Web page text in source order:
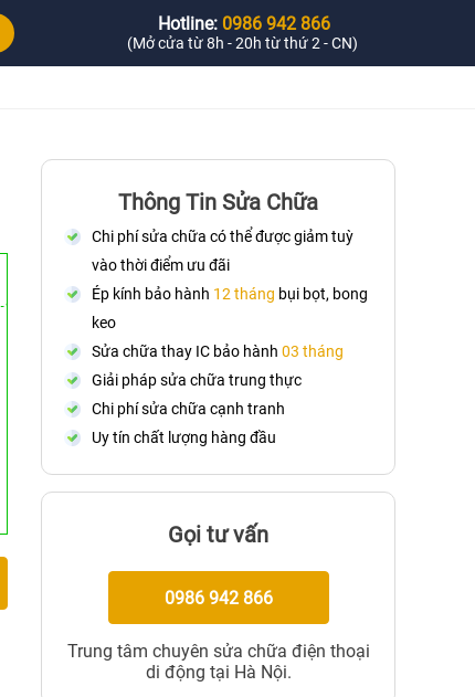
Hotline: 0986 942 866
(Mở cửa từ 8h - 20h từ thứ 2 - CN)
Thông Tin Sửa Chữa
Chi phí sửa chữa có thể được giảm tuỳ
vào thời điểm ưu đãi
Ép kính bảo hành 12 tháng bụi bọt, bong
keo
Sửa chữa thay IC bảo hành 03 tháng
Giải pháp sửa chữa trung thực
Chi phí sửa chữa cạnh tranh
Uy tín chất lượng hàng đầu
Gọi tư vấn
0986 942 866
Trung tâm chuyên sửa chữa điện thoại
di động tại Hà Nội.